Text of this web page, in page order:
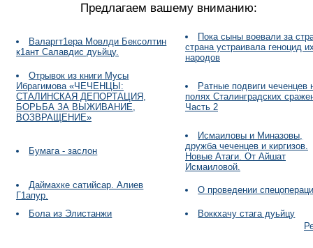
Предлагаем вашему вниманию:
Валаргт1ера Мовлди Бексолтин
к1ант Салавдис дуьйцу.
Пока сыны воевали за
страна устраивала геноцид
народов
Отрывок из книги Мусы
Ибрагимова «ЧЕЧЕНЦЫ:
СТАЛИНСКАЯ ДЕПОРТАЦИЯ,
БОРЬБА ЗА ВЫЖИВАНИЕ,
ВОЗВРАЩЕНИЕ»
Ратные подвиги чеченцев
полях Сталинградских
Часть 2
Бумага - заслон
Исмаиловы и Миназовы,
дружба чеченцев и киргизов.
Новые Атаги. От Айшат
Исмаиловой.
Даймахке сатийсар. Алиев
Г1апур.
О проведении
Бола из Элистанжи
Воккхачу стага дуьйцу